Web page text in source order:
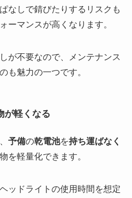
なしで錆びたりするリスクも
ーマンスが高くなります。
が不要なので、メンテナンス
も魅力の一つです。
が軽くなる
予備の乾電池を持ち運ばなく
を軽量化できます。
ッドライトの使用時間を想定